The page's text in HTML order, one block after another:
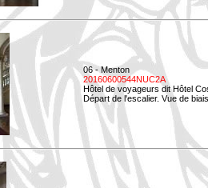
06 - Menton
20160600544NUC2A
Hôtel de voyageurs dit Hôtel
Départ de l'escalier. Vue de